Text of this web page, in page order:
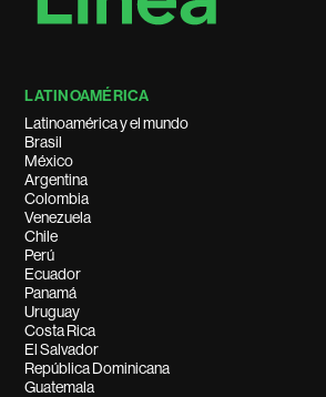
LATINOAMÉRICA
Latinoamérica y el mundo
Brasil
México
Argentina
Colombia
Venezuela
Chile
Perú
Ecuador
Panamá
Uruguay
Costa Rica
El Salvador
República Dominicana
Guatemala